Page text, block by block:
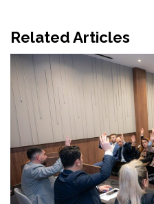
Related Articles